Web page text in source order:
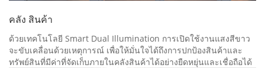
คลัง สินค้า
ด้วยเทคโนโลยี Smart Dual Illumination การเปิดใช้งานแสงสีขาว
จะขับเคลื่อนด้วยเหตุการณ์ เพื่อให้มั่นใจได้ถึงการปกป้องสินค้าและ
ทรัพย์สินที่มีค่าที่จัดเก็บภายในคลังสินค้าได้อย่างยืดหยุ่นและเชื่อถือได้